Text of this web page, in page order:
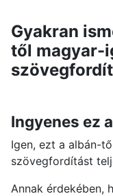
Gyakran
től magyar-
Ingyenes ez
Igen, ezt a albán-
szövegfordítást
Annak érdekében,